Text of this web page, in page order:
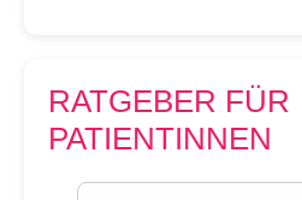
RATGEBER FÜR
PATIENTINNEN